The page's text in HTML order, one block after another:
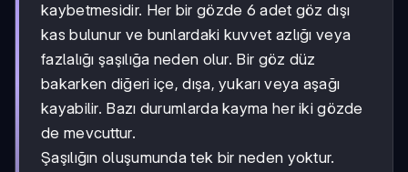
kaybetmesidir. Her bir gözde 6 adet göz dışı
kas bulunur ve bunlardaki kuvvet azlığı veya
fazlalığı şaşılığa neden olur. Bir göz düz
bakarken diğeri içe, dışa, yukarı veya aşağı
kayabilir. Bazı durumlarda kayma her iki gözde
de mevcuttur.
Şaşılığın oluşumunda tek bir neden yoktur.